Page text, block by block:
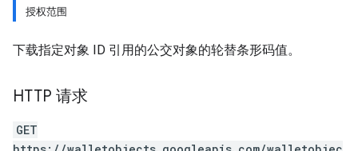
授权范围
下载指定对象 ID 引用的公交对象的轮替条形码值。
HTTP 请求
GET